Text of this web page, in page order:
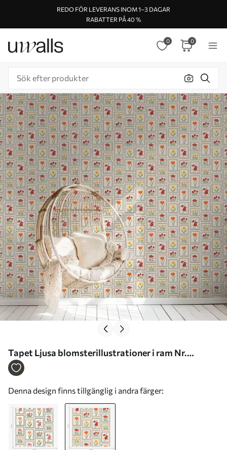
REDO FÖR LEVERANS INOM 1–3 DAGAR
RABATTER PÅ 40 %
0 0
Tapet Ljusa blomsterillustrationer i ram Nr.
a01174v1
Denna design finns tillgänglig i andra färger: